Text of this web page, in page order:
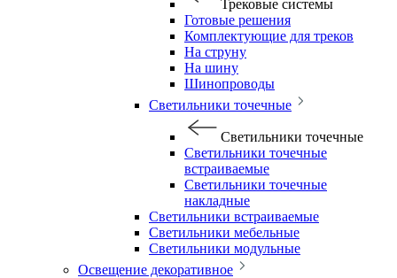
Трековые системы
Готовые решения
Комплектующие для треков
На струну
На шину
Шинопроводы
Светильники точечные
Светильники точечные
Светильники точечные
встраиваемые
Светильники точечные
накладные
Светильники встраиваемые
Светильники мебельные
Светильники модульные
Освещение декоративное